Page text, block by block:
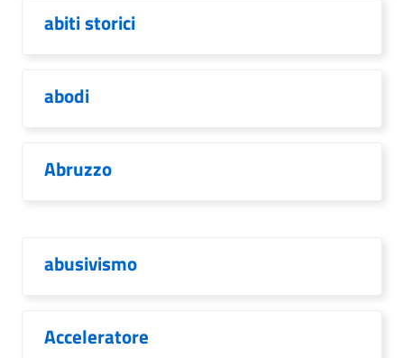
abiti storici
abodi
Abruzzo
abusivismo
Acceleratore